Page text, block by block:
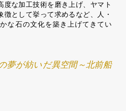
度な加工技術を磨き上げ、ヤマト
として挙って求めるなど、人・
な石の文化を築き上げてきてい
夢が紡いだ異空間～北前船